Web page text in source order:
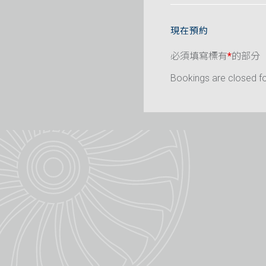
現在預約
必須填寫標有*的部分
Bookings are closed